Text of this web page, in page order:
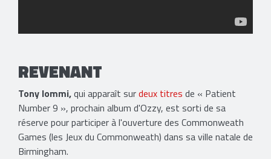
REVENANT
Tony Iommi,qui apparaît surdeux titres de « Patient
Number 9 », prochain album d'Ozzy, est sorti de sa
réserve pour participer à l'ouverture des Commonweath
Games (les Jeux du Commonweath) dans sa ville natale de
Birmingham.